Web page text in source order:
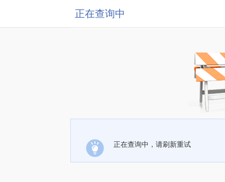
正在查询中
正在查询中，请刷新重试